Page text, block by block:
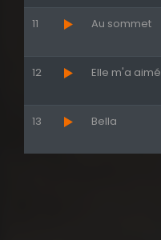
11 Au sommet
12 Elle m'a aimé
13 Bella